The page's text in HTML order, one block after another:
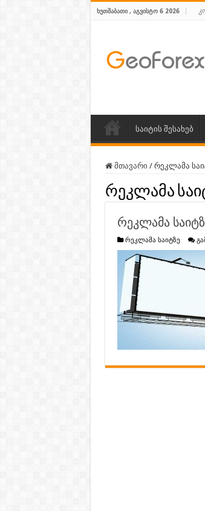
ᲮᲣᲗᲨᲐᲑᲐᲗᲘ , ᲐᲒᲕᲘᲡᲢᲝ 6 2026
საიტის შესახებ
მთავარი / რეკლამა
რეკლამა
რეკლამა
რეკლამა საიტზე